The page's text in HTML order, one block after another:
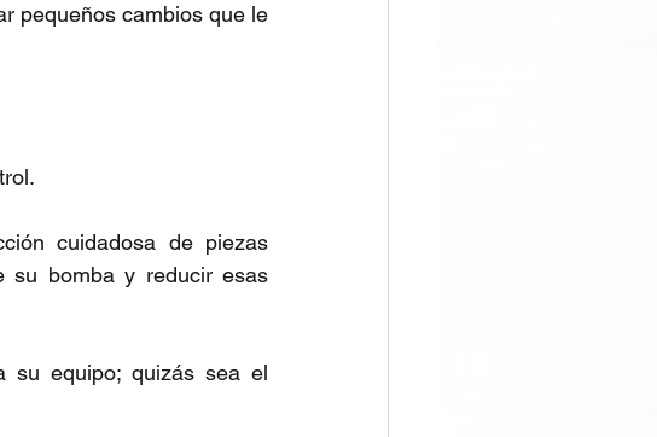
pequeños cambios que le
cuidadosa de piezas
su bomba y reducir esas
su equipo; quizás sea el